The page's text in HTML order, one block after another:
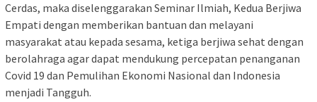
Cerdas, maka diselenggarakan Seminar Ilmiah, Kedua Berjiwa
Empati dengan memberikan bantuan dan melayani
masyarakat atau kepada sesama, ketiga berjiwa sehat dengan
berolahraga agar dapat mendukung percepatan penanganan
Covid 19 dan Pemulihan Ekonomi Nasional dan Indonesia
menjadi Tangguh.